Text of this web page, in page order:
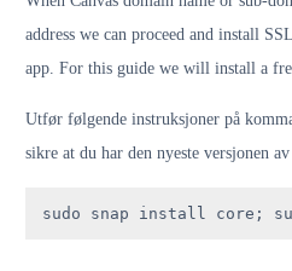
address we can proceed and install
app. For this guide we will install a
Utfør følgende instruksjoner på
sikre at du har den nyeste versjonen av
sudo snap install core;